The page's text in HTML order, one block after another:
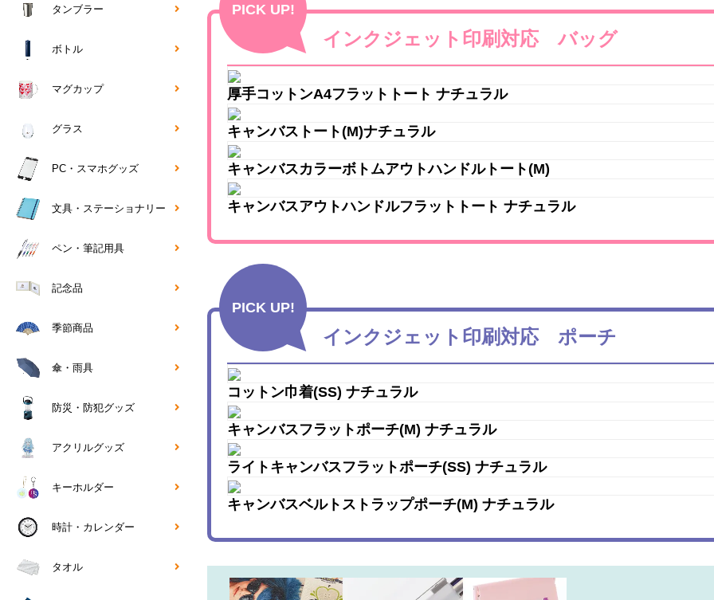
PICK UP!
インクジェット印刷対応 バッグ
厚手コットンA4フラットトート ナチュラル
キャンバストート(M)ナチュラル
キャンバスカラーボトムアウトハンドルトート(M)
キャンバスアウトハンドルフラットトート ナチュラル
PICK UP!
インクジェット印刷対応 ポーチ
コットン巾着(SS) ナチュラル
キャンバスフラットポーチ(M) ナチュラル
ライトキャンバスフラットポーチ(SS) ナチュラル
キャンバスベルトストラップポーチ(M) ナチュラル
タンブラー
ボトル
マグカップ
グラス
PC・スマホグッズ
文具・ステーショナリー
ペン・筆記用具
記念品
季節商品
傘・雨具
防災・防犯グッズ
アクリルグッズ
キーホルダー
時計・カレンダー
タオル